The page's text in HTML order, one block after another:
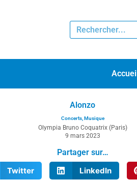
Accueil
Alonzo
Concerts, Musique
Olympia Bruno Coquatrix (Paris)
9 mars 2023
Partager sur…
Twitter LinkedIn